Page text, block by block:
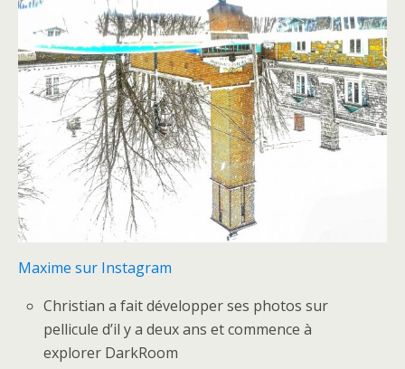
Maxime sur Instagram
Christian a fait développer ses photos sur
pellicule d’il y a deux ans et commence à
explorer DarkRoom